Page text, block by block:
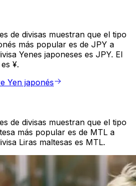
de divisas muestran que el tipo
más popular es de JPY a
Yenes japoneses es JPY. El
¥.
Yen japonés
de divisas muestran que el tipo
más popular es de MTL a
Liras maltesas es MTL.